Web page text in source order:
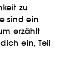
zu
sind ein
erzählt
ein, Teil